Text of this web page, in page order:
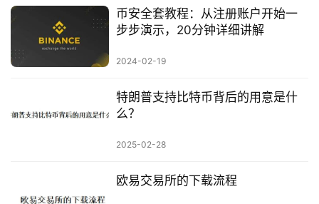
币安全套教程：从注册账户开始一
步步演示，20分钟详细讲解
2024-02-19
特朗普支持比特币背后的用意是什
么？
2025-02-28
欧易交易所的下载流程